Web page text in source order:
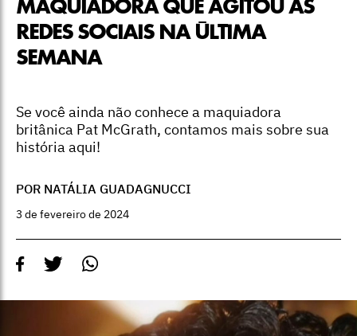
MAQUIADORA QUE AGITOU AS
REDES SOCIAIS NA ÚLTIMA
SEMANA
Se você ainda não conhece a maquiadora
britânica Pat McGrath, contamos mais sobre sua
história aqui!
POR NATÁLIA GUADAGNUCCI
3 de fevereiro de 2024